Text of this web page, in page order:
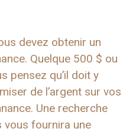
devez obtenir un
Quelque 500 $ ou
pensez qu’il doit y
de l’argent sur vos
Une recherche
vous fournira une